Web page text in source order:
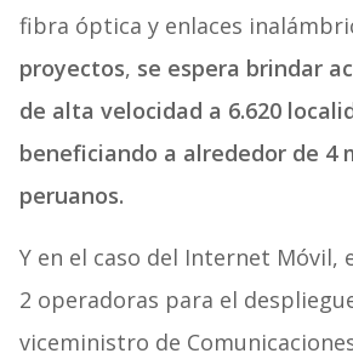
fibra óptica y enlaces
proyectos, se espera brindar
de alta velocidad a 6.620
beneficiando a alrededor de 4
peruanos.
Y en el caso del Internet Móvil,
2 operadoras para el
viceministro de